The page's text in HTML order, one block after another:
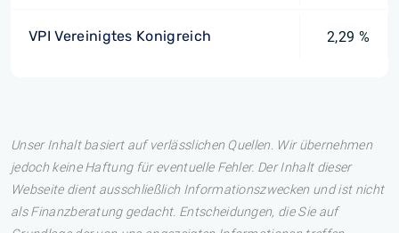
VPI Vereinigtes Konigreich 2,29 %
Unser Inhalt basiert auf verlässlichen Quellen. Wir übernehmen
jedoch keine Haftung für eventuelle Fehler. Der Inhalt dieser
Webseite dient ausschließlich Informationszwecken und ist nicht
als Finanzberatung gedacht. Entscheidungen, die Sie auf